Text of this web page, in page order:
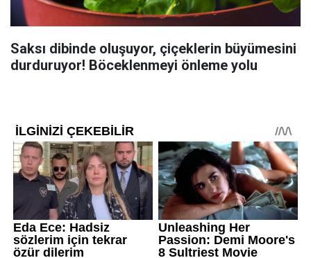
Saksı dibinde oluşuyor, çiçeklerin büyümesini
durduruyor! Böceklenmeyi önleme yolu